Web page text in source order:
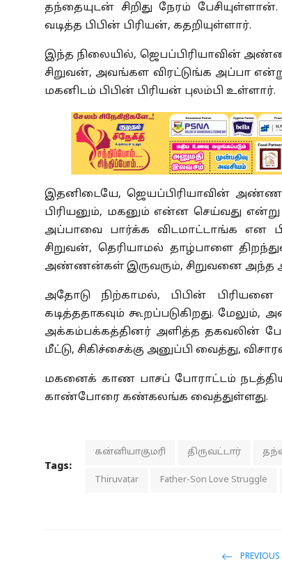
தந்தையுடன் சிறிது நேரம்
வடித்த பிபின் பிரியன், கதறியுள்ளார்.
இந்த நிலையில், ஜெபப்பிரியாவின்
சிறுவன், அவங்கள விரட்டுங்க அப்பா
மகனிடம் பிபின் பிரியன் புலம்பி உள்ளார்.
இதனிடையே, ஜெயப்பிரியாவின்
பிரியனும், மகனும் என்ன செய்வது
அப்பாவை பார்க்க விடமாட்டாங்க என
சிறுவன், தெரியாமல் தாழ்பாளை
அண்ணன்கள் இருவரும், சிறுவனை அந்த
அதோடு நிற்காமல், பிபின்
கடித்ததாகவும் கூறப்படுகிறது. மேலும்,
அக்கம்பக்கத்தினர் அளித்த தகவலின்
மீட்டு, சிகிச்சைக்கு அனுப்பி வைத்து,
மகனைக் காண பாசப் போராட்டம்
காண்போரை கண்கலங்க வைத்துள்ளது.
Tags:
கன்னியாகுமரி திருவட்டார்
Thiruvatar Father-Son Love Struggle